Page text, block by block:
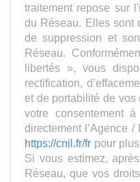
traitement repose sur
du Réseau. Elles sont
de suppression et
Réseau.
libertés », vous
rectification,
et de portabilité de vos
votre consentement
directement l’Agence
https://cnil.fr/fr pour
Si vous estimez,
Réseau, que vos